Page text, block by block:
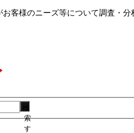
客様のニーズ等について調査・
索
す